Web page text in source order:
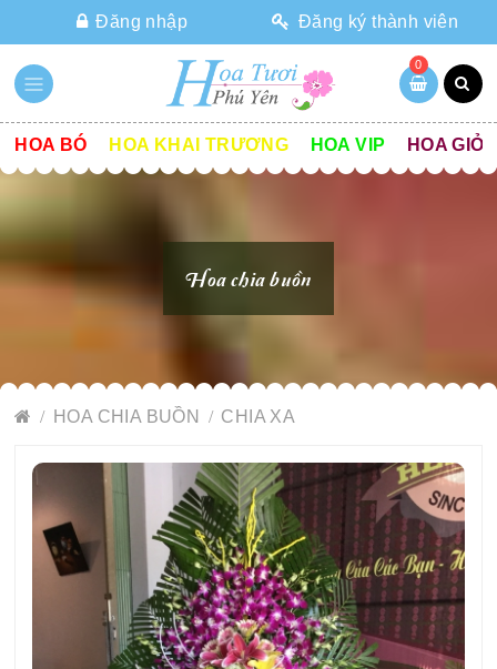
Đăng nhập Đăng ký thành viên
0
HOA BÓ HOA KHAI TRƯƠNG HOA VIP HOA GIỎ
Hoa chia buồn
HOA CHIA BUỒN CHIA XA